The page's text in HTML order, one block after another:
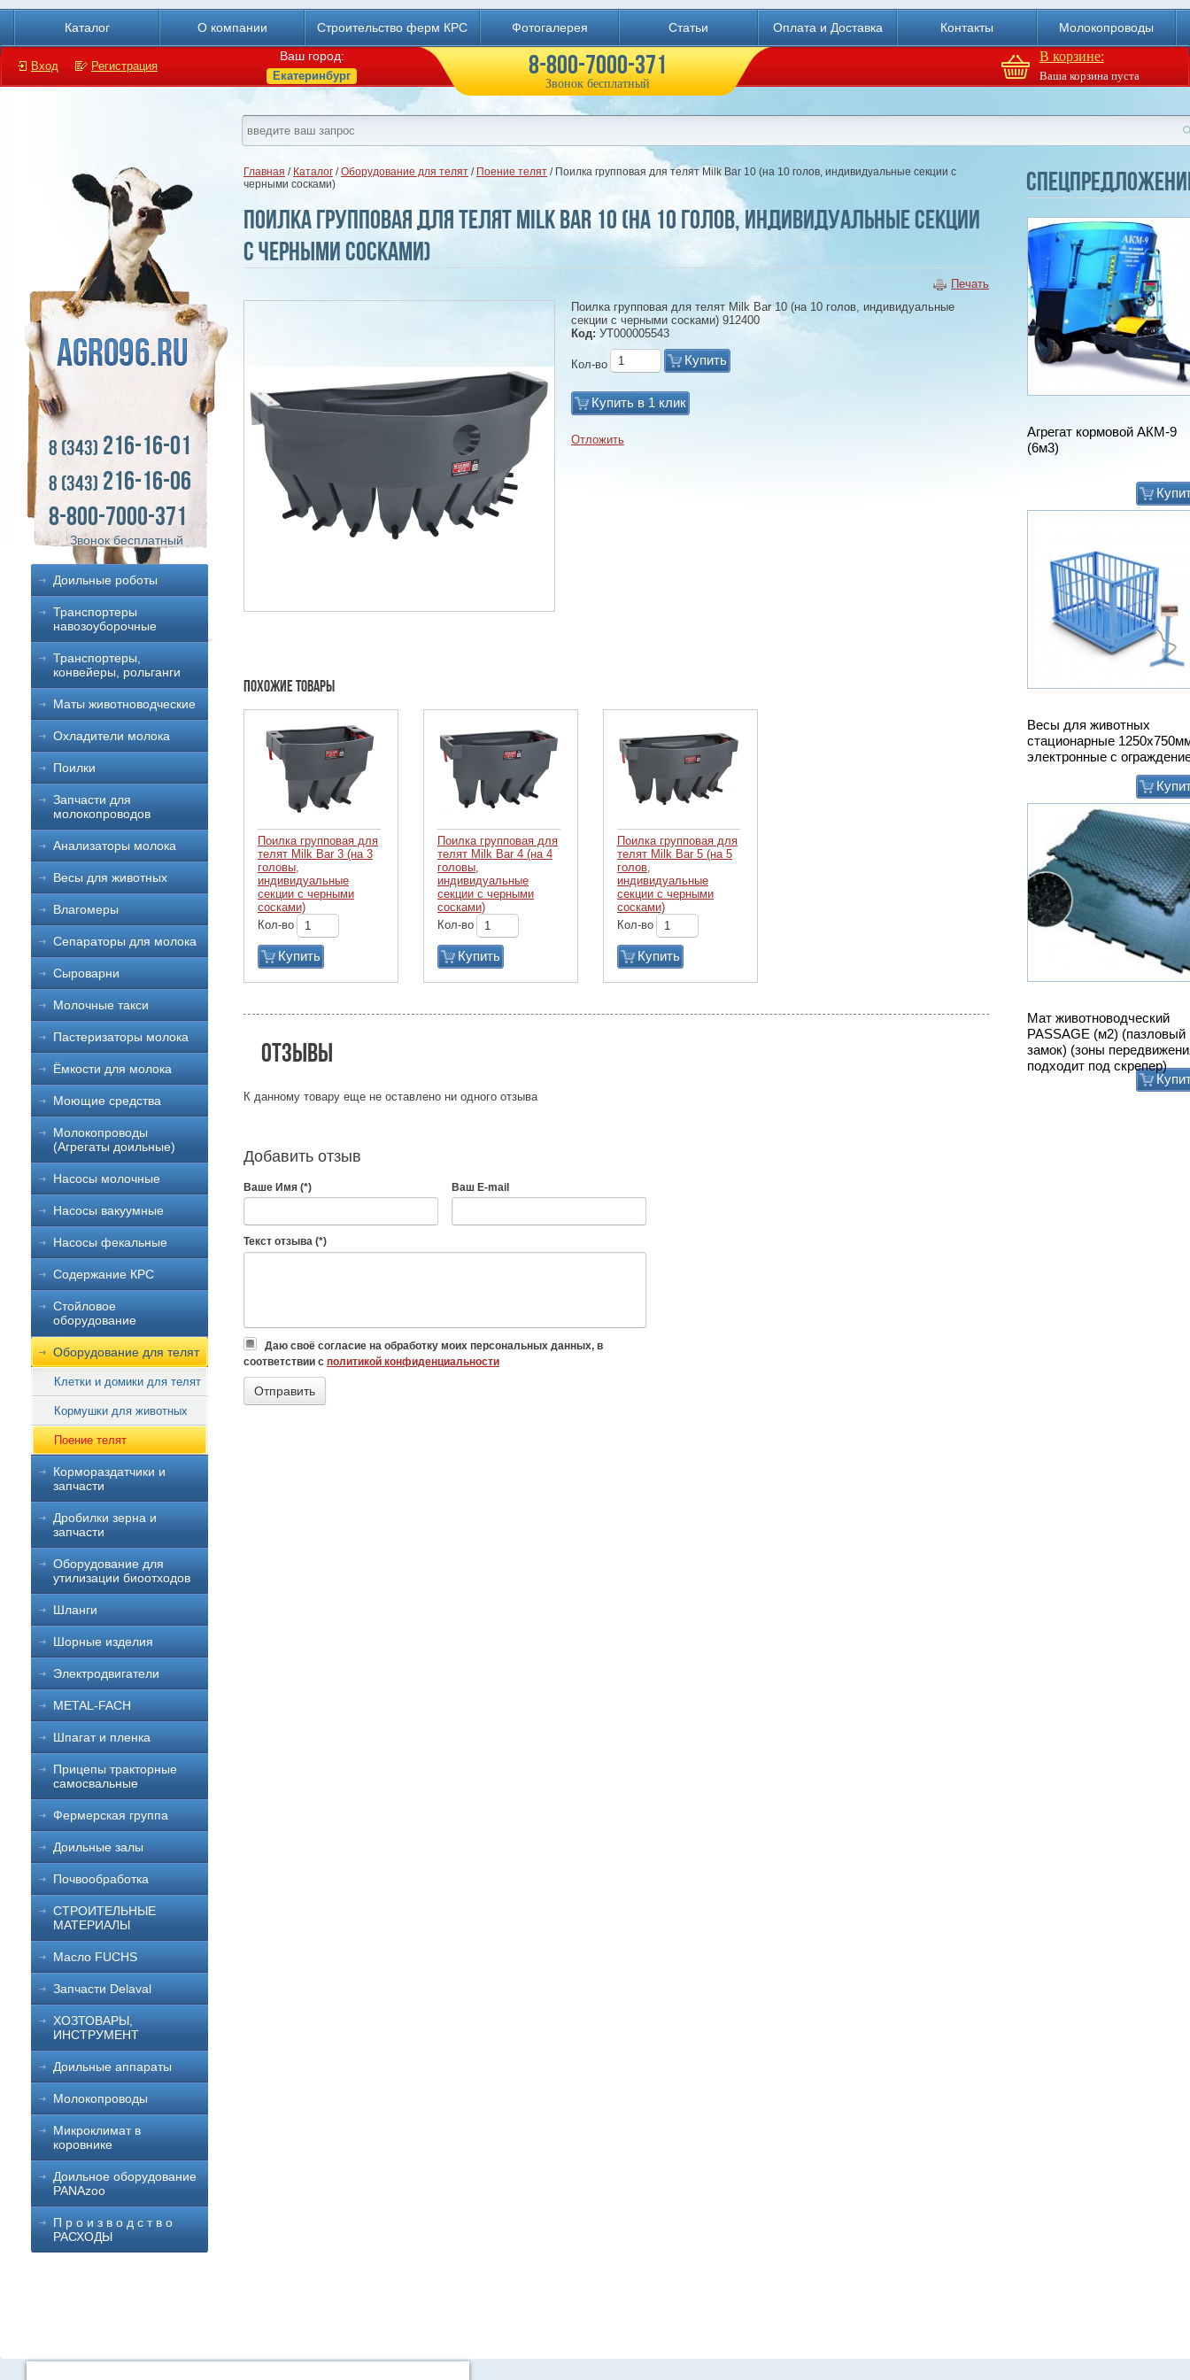
Каталог О компании Строительство ферм КРС Фотогалерея Статьи Оплата и Доставка Контакты Молокопроводы
Вход Регистрация
Ваш город:
Екатеринбург
В корзине:
Ваша корзина пуста
8-800-7000-371
Звонок бесплатный
8 (343) 216-16-01
8 (343) 216-16-06
8-800-7000-371
Звонок бесплатный
Доильные роботы
Транспортеры
навозоуборочные
Транспортеры,
конвейеры, рольганги
Маты животноводческие
Охладители молока
Поилки
Запчасти для
молокопроводов
Анализаторы молока
Весы для животных
Влагомеры
Сепараторы для молока
Сыроварни
Молочные такси
Пастеризаторы молока
Ёмкости для молока
Моющие средства
Молокопроводы
(Агрегаты доильные)
Насосы молочные
Насосы вакуумные
Насосы фекальные
Содержание КРС
Стойловое
оборудование
Оборудование для телят
Клетки и домики для телят
Кормушки для животных
Поение телят
Кормораздатчики и
запчасти
Дробилки зерна и
запчасти
Оборудование для
утилизации биоотходов
Шланги
Шорные изделия
Электродвигатели
METAL-FACH
Шпагат и пленка
Прицепы тракторные
самосвальные
Фермерская группа
Доильные залы
Почвообработка
СТРОИТЕЛЬНЫЕ
МАТЕРИАЛЫ
Масло FUCHS
Запчасти Delaval
ХОЗТОВАРЫ,
ИНСТРУМЕНТ
Доильные аппараты
Молокопроводы
Микроклимат в
коровнике
Доильное оборудование
PANAzoo
П р о и з в о д с т в о
РАСХОДЫ
Агрегат кормовой АКМ-9
(6м3)
Весы для животных
стационарные
электронные с
Мат животноводческий
PASSAGE (м2) (пазловый
замок) (зоны
подходит под скрепер)
Главная / Каталог /Оборудование для телят / Поение телят / Поилка групповая для телят Milk Bar 10 (на 10 голов, индивидуальные секции с
черными сосками)
Поилка групповая для телят Milk Bar 10 (на 10 голов, индивидуальные секции
с черными сосками)
Печать
Поилка групповая для телят Milk Bar 10 (на 10 голов, индивидуальные
секции с черными сосками) 912400
Код: УТ000005543
Кол-во Купить
Купить в 1 клик
Отложить
Похожие товары
Поилка групповая для
телят Milk Bar 3 (на 3
головы,
индивидуальные
секции с черными
сосками)
Кол-во
Купить
Поилка групповая для
телят Milk Bar 4 (на 4
головы,
индивидуальные
секции с черными
сосками)
Кол-во
Купить
Поилка групповая для
телят Milk Bar 5 (на 5
голов,
индивидуальные
секции с черными
сосками)
Кол-во
Купить
Отзывы
К данному товару еще не оставлено ни одного отзыва
Добавить отзыв
Ваше Имя (*) Ваш E-mail
Текст отзыва (*)
Даю своё согласие на обработку моих персональных данных, в
соответствии с политикой конфиденциальности